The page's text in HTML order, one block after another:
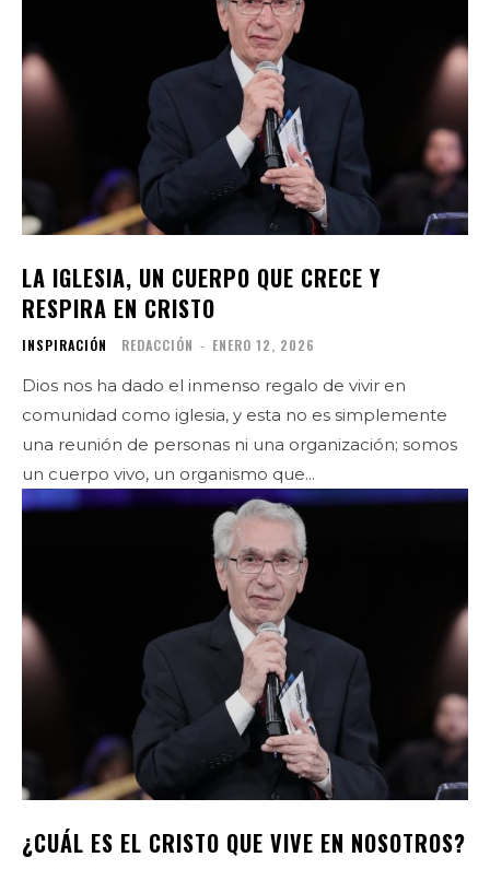
LA IGLESIA, UN CUERPO QUE CRECE Y
RESPIRA EN CRISTO
INSPIRACIÓN REDACCIÓN - ENERO 12, 2026
Dios nos ha dado el inmenso regalo de vivir en
comunidad como iglesia, y esta no es simplemente
una reunión de personas ni una organización; somos
un cuerpo vivo, un organismo que...
¿CUÁL ES EL CRISTO QUE VIVE EN NOSOTROS?